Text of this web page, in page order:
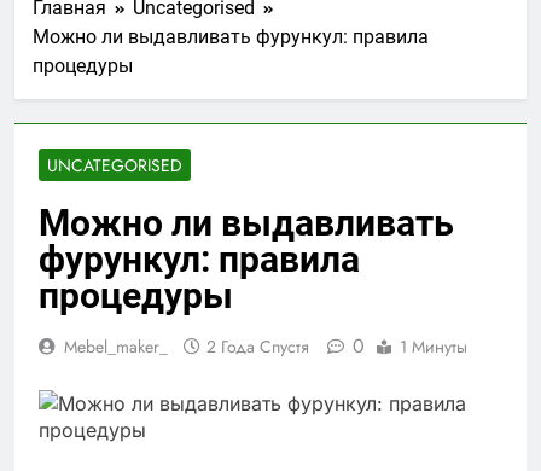
Главная
Uncategorised
Можно ли выдавливать фурункул: правила
процедуры
UNCATEGORISED
Можно ли выдавливать
фурункул: правила
процедуры
Mebel_maker_ 2 Года Спустя 0 1 Минуты